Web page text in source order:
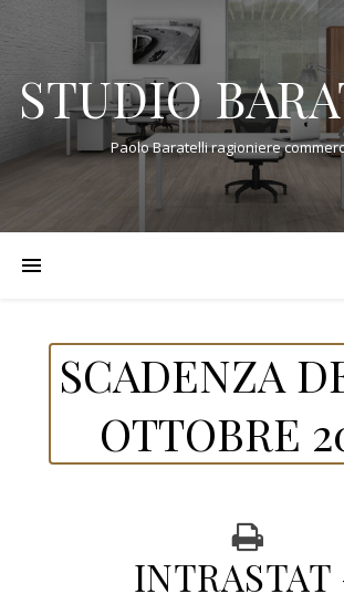
STUDIO
Paolo Baratelli ragioniere
SCADENZA
OTTOBRE
INTRASTAT